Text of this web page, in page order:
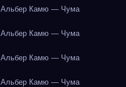
Альбер Камю — Чума
Альбер Камю — Чума
Альбер Камю — Чума
Альбер Камю — Чума